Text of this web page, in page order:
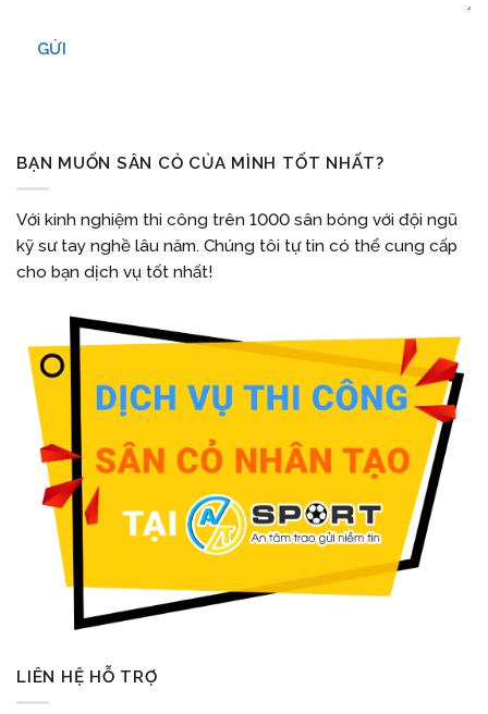
GỬI
BẠN MUỐN SÂN CỎ CỦA MÌNH TỐT NHẤT?
Với kinh nghiệm thi công trên 1000 sân bóng với đội ngũ
kỹ sư tay nghề lâu năm. Chúng tôi tự tin có thể cung cấp
cho bạn dịch vụ tốt nhất!
LIÊN HỆ HỖ TRỢ